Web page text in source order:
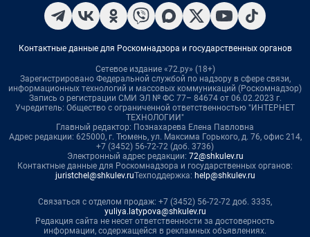
Контактные данные для Роскомнадзора и государственных органов
Сетевое издание «72.ру» (18+)
Зарегистрировано Федеральной службой по надзору в сфере связи,
информационных технологий и массовых коммуникаций (Роскомнадзор)
Запись о регистрации СМИ ЭЛ № ФС 77– 84674 от 06.02.2023 г.
Учредитель: Общество с ограниченной ответственностью "ИНТЕРНЕТ
ТЕХНОЛОГИИ"
Главный редактор: Познахарева Елена Павловна
Адрес редакции: 625000, г. Тюмень, ул. Максима Горького, д. 76, офис 214,
+7 (3452) 56-72-72 (доб. 3736)
Электронный адрес редакции: 72@shkulev.ru
Контактные данные для Роскомнадзора и государственных органов:
juristchel@shkulev.ruТехподдержка: help@shkulev.ru
Связаться с отделом продаж: +7 (3452) 56-72-72 доб. 3335,
yuliya.latypova@shkulev.ru
Редакция сайта не несет ответственности за достоверность
информации, содержащейся в рекламных объявлениях.